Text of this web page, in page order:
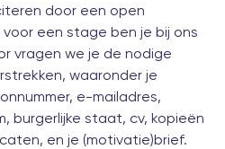
door een open
een stage ben je bij ons
vragen we je de nodige
waaronder je
e-mailadres,
burgerlijke staat, cv, kopieën
en je (motivatie)brief.